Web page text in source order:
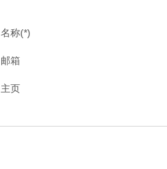
名称(*)
邮箱
主页